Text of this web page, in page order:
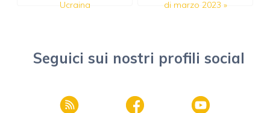
Ucraina
di marzo 2023 »
Seguici sui nostri profili social